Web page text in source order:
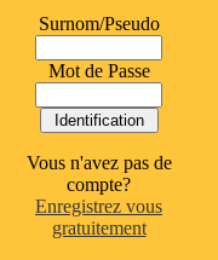
Surnom/Pseudo
Mot de Passe
Vous n'avez pas de
compte?
Enregistrez vous
gratuitement